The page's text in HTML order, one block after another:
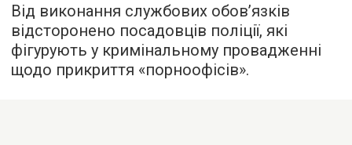
Від виконання службових обов’язків
відсторонено посадовців поліції, які
фігурують у кримінальному провадженні
щодо прикриття «порноофісів».